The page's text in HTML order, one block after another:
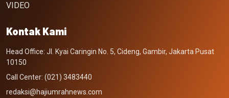
VIDEO
Kontak Kami
Head Office: Jl. Kyai Caringin No. 5, Cideng, Gambir, Jakarta Pusat
10150
Call Center: (021) 3483440
redaksi@hajiumrahnews.com